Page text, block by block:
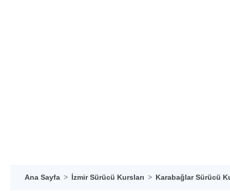
Ana Sayfa İzmir Sürücü Kursları Karabağlar Sürücü